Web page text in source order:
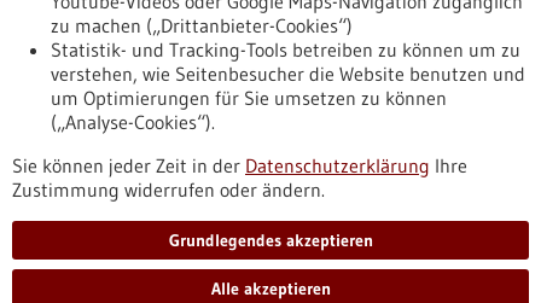
Nach oben
Informiert bleiben
Newsletter abonnieren
zu machen („Drittanbieter-Cookies“)
Statistik- und Tracking-Tools betreiben zu können um zu
verstehen, wie Seitenbesucher die Website benutzen und
um Optimierungen für Sie umsetzen zu können
(„Analyse-Cookies“).
Sie können jeder Zeit in der Datenschutzerklärung Ihre
Zustimmung widerrufen oder ändern.
Grundlegendes akzeptieren
Alle akzeptieren